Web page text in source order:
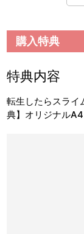
購入特典
特典内容
転生したらスラ
典】オリジナル